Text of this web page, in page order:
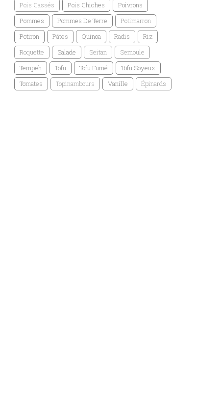
Pois Cassés
Pois Chiches
Poivrons
Pommes
Pommes De Terre
Potimarron
Potiron
Pâtes Quinoa Radis
Riz
Roquette
Salade Seitan
Semoule
Tempeh
Tofu Tofu Fumé
Tofu Soyeux
Tomates
Topinambours Vanille Épinards